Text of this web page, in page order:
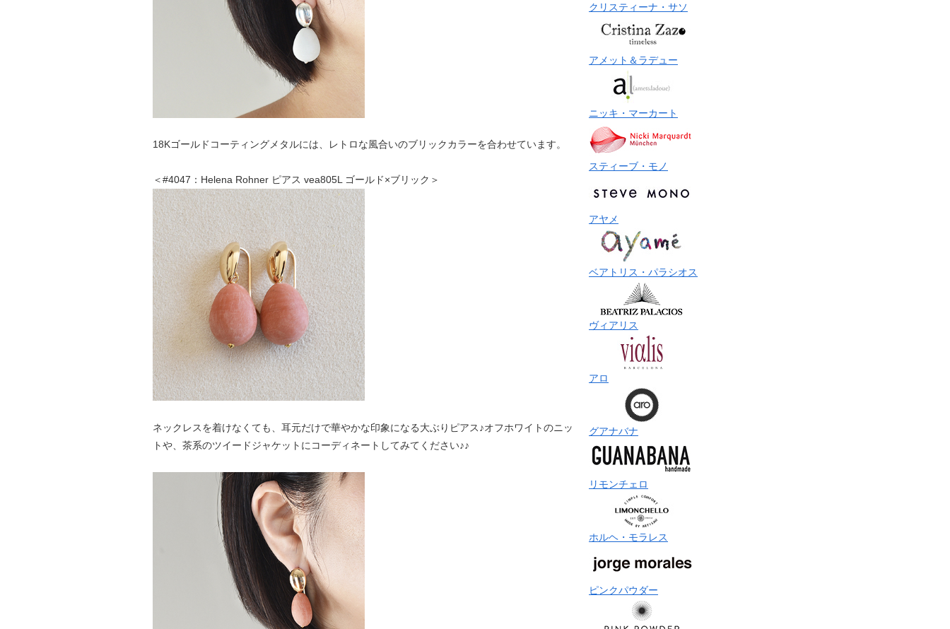
18Kゴールドコーティングメタルには、レトロな風合いのブリックカラーを合わせています。
＜#4047：Helena Rohner ピアス vea805L ゴールド×ブリック＞
ネックレスを着けなくても、耳元だけで華やかな印象になる大ぶりピアス♪オフホワイトのニッ
トや、茶系のツイードジャケットにコーディネートしてみてください♪♪
クリスティーナ・サソ
アメット＆ラデュー
ニッキ・マーカート
スティーブ・モノ
アヤメ
ベアトリス・パラシオス
ヴィアリス
アロ
グアナバナ
リモンチェロ
ホルヘ・モラレス
ピンクパウダー